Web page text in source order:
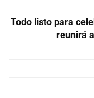
Todo listo para
reunirá